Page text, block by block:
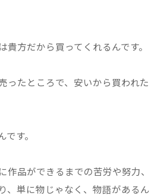
貴方だから買ってくれるんです。
ったところで、安いから買われた
す。
作品ができるまでの苦労や努力、
、単に物じゃなく、物語があるん